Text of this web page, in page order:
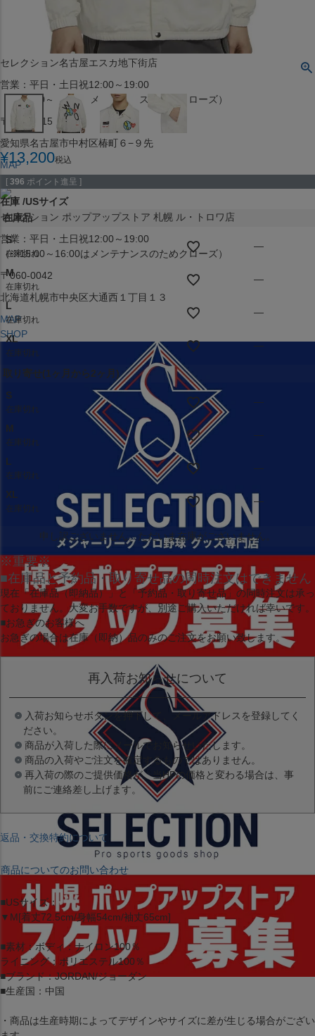
セレクション名古屋エスカ地下街店
営業：平日・土日祝12:00～19:00
（※15:00～16:00はメンテナンスのためクローズ）
〒453-0015
愛知県名古屋市中村区椿町６−９先
MAP
SHOP
セレクション ポップアップストア 札幌 ル・トロワ店
営業：平日・土日祝12:00～19:00
（※15:00～16:00はメンテナンスのためクローズ）
〒060-0042
北海道札幌市中央区大通西１丁目１３
MAP
SHOP
¥13,200税込
[ 396 ポイント進呈 ]
在庫 USサイズ
在庫品
S
在庫切れ
—
M
在庫切れ
—
L
在庫切れ
—
XL
在庫切れ
—
取り寄せ(1ヶ月から2ヶ月)
S
在庫切れ
—
M
在庫切れ
—
L
在庫切れ
—
XL
在庫切れ
—
申し訳ございません。ただいま在庫がございません。
※重要※
■在庫品と予約品・取り寄せ品の同時注文はできません
現在 「在庫品（即納品）」と 「予約品・取り寄せ品」 の同時注文は承っ
ておりません。大変お手数ですが、別途ご購入いただければ幸いです。
■お急ぎのお客様へ
お急ぎの場合は在庫（即納）品のみのご注文をお願い致します。
再入荷お知らせについて
入荷お知らせボタンを押下して、メールアドレスを登録してく
ださい。
商品が入荷した際にメールでお知らせいたします。
商品の入荷やご注文を確定するものではありません。
再入荷の際のご提供価格が、当HPの価格と変わる場合は、事
前にご連絡差し上げます。
返品・交換特約について
商品についてのお問い合わせ
■USサイズ：
▼M[着丈72.5cm/身幅54cm/袖丈65cm]
■素材：ボディ：ナイロン100％
ライニング：ポリエステル100％
■ブランド：JORDAN/ジョーダン
■生産国：中国
・商品は生産時期によってデザインやサイズに差が生じる場合がござい